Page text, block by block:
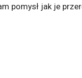
pomysł jak je